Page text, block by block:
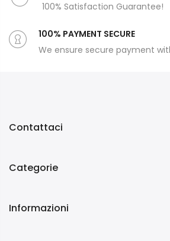
100% Satisfaction Guarantee!
100% PAYMENT SECURE
We ensure secure payment
Contattaci
Categorie
Informazioni